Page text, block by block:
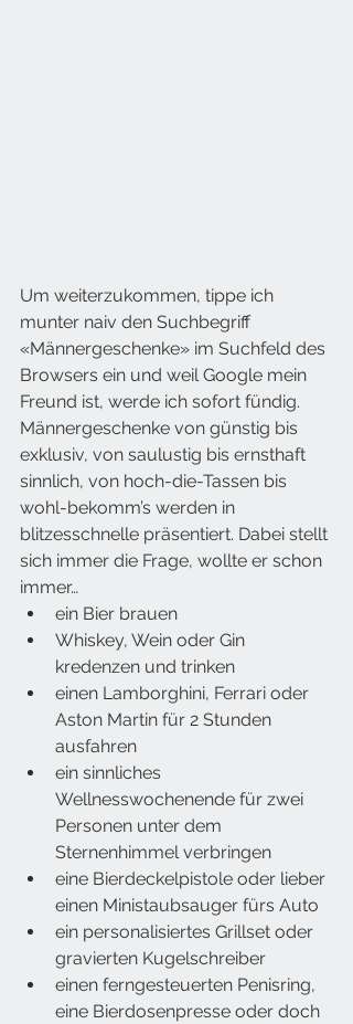
Um weiterzukommen, tippe ich
munter naiv den Suchbegriff
«Männergeschenke» im Suchfeld des
Browsers ein und weil Google mein
Freund ist, werde ich sofort fündig.
Männergeschenke von günstig bis
exklusiv, von saulustig bis ernsthaft
sinnlich, von hoch-die-Tassen bis
wohl-bekomm’s werden in
blitzesschnelle präsentiert. Dabei stellt
sich immer die Frage, wollte er schon
immer…
ein Bier brauen
Whiskey, Wein oder Gin
kredenzen und trinken
einen Lamborghini, Ferrari oder
Aston Martin für 2 Stunden
ausfahren
ein sinnliches
Wellnesswochenende für zwei
Personen unter dem
Sternenhimmel verbringen
eine Bierdeckelpistole oder lieber
einen Ministaubsauger fürs Auto
ein personalisiertes Grillset oder
gravierten Kugelschreiber
einen ferngesteuerten Penisring,
eine Bierdosenpresse oder doch